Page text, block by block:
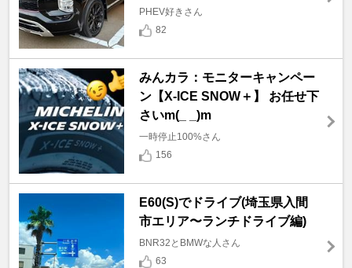
PHEV好きさん
82
みんカラ：モニターキャンペー
ン【X-ICE SNOW＋】 お任せ下
さいm(_ _)m
一時停止100%さん
156
E60(S)でドライブ(埼玉県入間
市エリア〜ランチドライブ編)
BNR32とBMWな人さん
63